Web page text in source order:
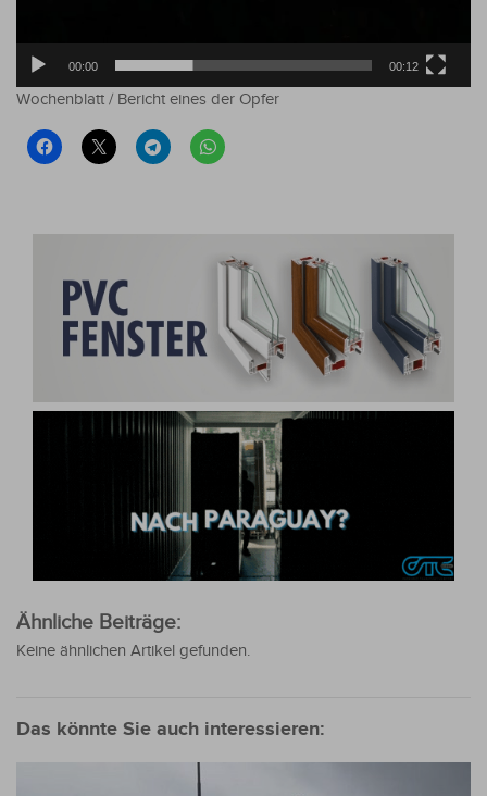
00:00 00:12
Wochenblatt / Bericht eines der Opfer
Ähnliche Beiträge:
Keine ähnlichen Artikel gefunden.
Das könnte Sie auch interessieren: